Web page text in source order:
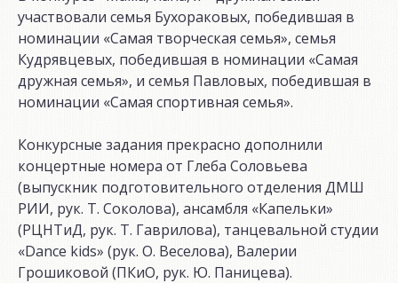
участвовали семья Бухораковых, победившая в
номинации «Самая творческая семья», семья
Кудрявцевых, победившая в номинации «Самая
дружная семья», и семья Павловых, победившая в
номинации «Самая спортивная семья».
Конкурсные задания прекрасно дополнили
концертные номера от Глеба Соловьева
(выпускник подготовительного отделения ДМШ
РИИ, рук. Т. Соколова), ансамбля «Капельки»
(РЦНТиД, рук. Т. Гаврилова), танцевальной студии
«Dance kids» (рук. О. Веселова), Валерии
Грошиковой (ПКиО, рук. Ю. Паницева).